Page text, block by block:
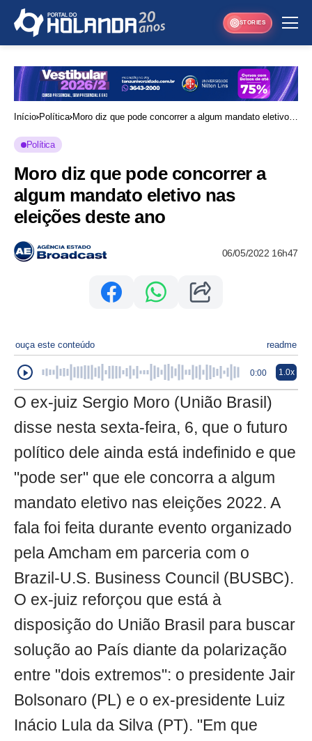
STORIES
Início Política Moro diz que pode concorrer a algum mandato eletivo
Política
Moro diz que pode concorrer a
algum mandato eletivo nas
eleições deste ano
06/05/2022 16h47
ouça este conteúdo readme
0:00 1.0x
O ex-juiz Sergio Moro (União Brasil)
disse nesta sexta-feira, 6, que o futuro
político dele ainda está indefinido e que
"pode ser" que ele concorra a algum
mandato eletivo nas eleições 2022. A
fala foi feita durante evento organizado
pela Amcham em parceria com o
Brazil-U.S. Business Council (BUSBC).
O ex-juiz reforçou que está à
disposição do União Brasil para buscar
solução ao País diante da polarização
entre "dois extremos": o presidente Jair
Bolsonaro (PL) e o ex-presidente Luiz
Inácio Lula da Silva (PT). "Em que